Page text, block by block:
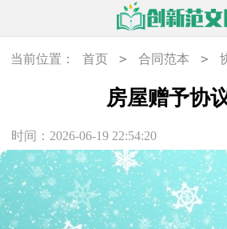
当前位置： 首页 > 合同范本 >
房屋赠予协
时间：2026-06-19 22:54:20